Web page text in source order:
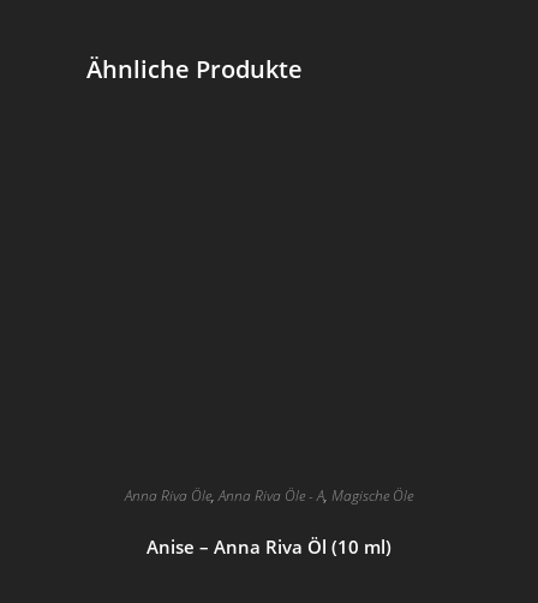
Ähnliche Produkte
Anna Riva Öle,Anna Riva Öle - A, Magische Öle
Anise – Anna Riva Öl (10 ml)